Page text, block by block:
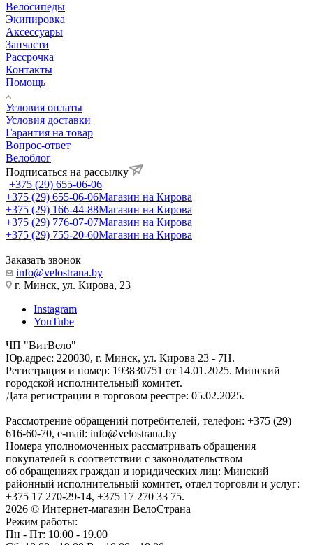
Велосипеды
Экипировка
Аксессуары
Запчасти
Рассрочка
Контакты
Помощь
Условия оплаты
Условия доставки
Гарантия на товар
Вопрос-ответ
Велоблог
Подписаться на рассылку
+375 (29) 655-06-06
+375 (29) 655-06-06Магазин на Кирова
+375 (29) 166-44-88Магазин на Кирова
+375 (29) 776-07-07Магазин на Кирова
+375 (29) 755-20-60Магазин на Кирова
Заказать звонок
info@velostrana.by
г. Минск, ул. Кирова, 23
Instagram
YouTube
ЧП "ВитВело"
Юр.адрес: 220030, г. Минск, ул. Кирова 23 - 7Н.
Регистрация и номер: 193830751 от 14.01.2025. Минский
городской исполнительный комитет.
Дата регистрации в торговом реестре: 05.02.2025.
Рассмотрение обращений потребителей, телефон: +375 (29)
616-60-70, e-mail: info@velostrana.by
Номера уполномоченных рассматривать обращения
покупателей в соответствии с законодательством
об обращениях граждан и юридических лиц: Минский
районный исполнительный комитет, отдел торговли и услуг:
+375 17 270-29-14, +375 17 270 33 75.
2026 © Интернет-магазин ВелоСтрана
Режим работы:
Пн - Пт: 10.00 - 19.00